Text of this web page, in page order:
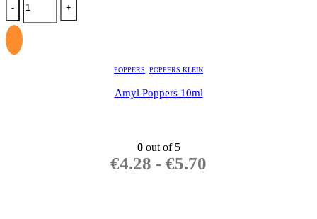
- +
POPPERS, POPPERS KLEIN
Amyl Poppers 10ml
0out of 5
€4.28 - €5.70